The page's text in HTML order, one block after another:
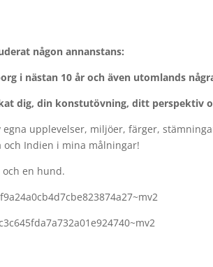
någon annanstans:
i nästan 10 år och även utomlands
dig, din konstutövning, ditt perspektiv
egna upplevelser, miljöer, färger,
och Indien i mina målningar!
en hund.